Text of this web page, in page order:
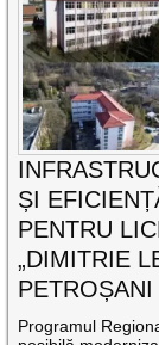
ȘI
PENTRU
„DIMITRIE
PETROȘANI
Programul